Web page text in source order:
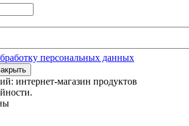
персональных данных
интернет-магазин продуктов